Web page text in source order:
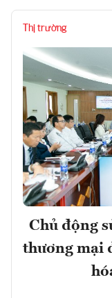
Thị trường
Chủ động
thương mại